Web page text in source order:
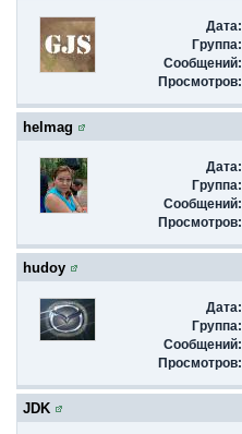
Дата:
Группа:
Сообщений:
Просмотров:
helmag
Дата:
Группа:
Сообщений:
Просмотров:
hudoy
Дата:
Группа:
Сообщений:
Просмотров:
JDK